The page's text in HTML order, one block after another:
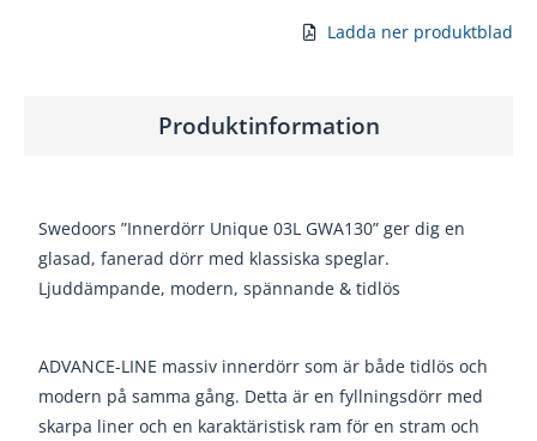
Ladda ner produktblad
Produktinformation
Swedoors ”Innerdörr Unique 03L GWA130” ger dig en
glasad, fanerad dörr med klassiska speglar.
Ljuddämpande, modern, spännande & tidlös
ADVANCE-LINE massiv innerdörr som är både tidlös och
modern på samma gång. Detta är en fyllningsdörr med
skarpa liner och en karaktäristisk ram för en stram och